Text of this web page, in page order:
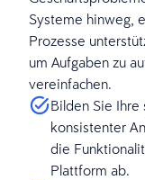
Systeme hinweg,
Prozesse
um Aufgaben zu
vereinfachen.
Bilden Sie
konsistenter
die
Plattform ab.